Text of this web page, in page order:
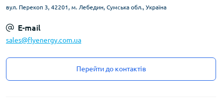
вул. Перекоп 3, 42201, м. Лебедин, Сумська обл., Україна
E-mail
sales@flyenergy.com.ua
Перейти до контактів